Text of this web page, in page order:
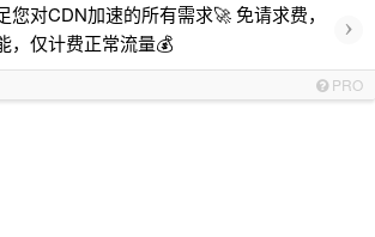
您对CDN加速的所有需求🚀 免请求费，
，仅计费正常流量💰
›
PRO